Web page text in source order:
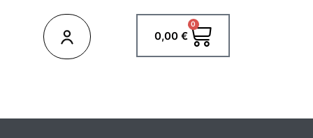
0,00 €
0
Warenkorb